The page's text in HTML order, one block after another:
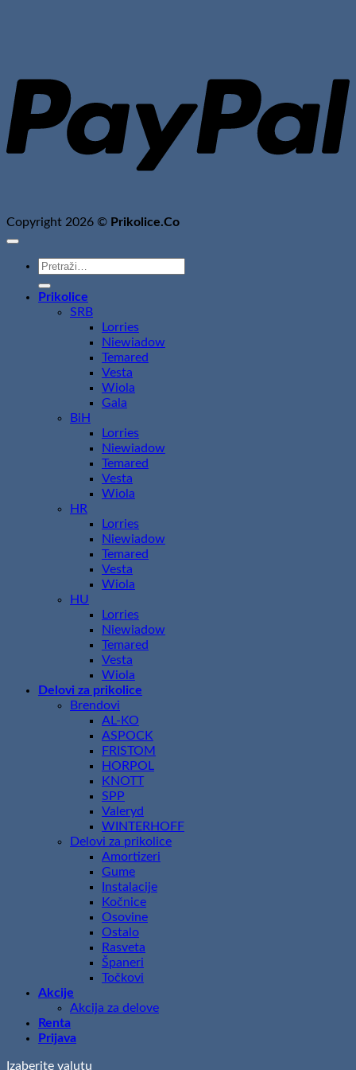
Copyright 2026 © Prikolice.Co
Pretraži:
Prikolice
SRB
Lorries
Niewiadow
Temared
Vesta
Wiola
Gala
BiH
Lorries
Niewiadow
Temared
Vesta
Wiola
HR
Lorries
Niewiadow
Temared
Vesta
Wiola
HU
Lorries
Niewiadow
Temared
Vesta
Wiola
Delovi za prikolice
Brendovi
AL-KO
ASPOCK
FRISTOM
HORPOL
KNOTT
SPP
Valeryd
WINTERHOFF
Delovi za prikolice
Amortizeri
Gume
Instalacije
Kočnice
Osovine
Ostalo
Rasveta
Španeri
Točkovi
Akcije
Akcija za delove
Renta
Prijava
Izaberite valutu